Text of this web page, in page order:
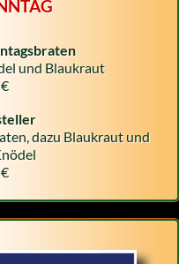
und Blaukraut
dazu Blaukraut und